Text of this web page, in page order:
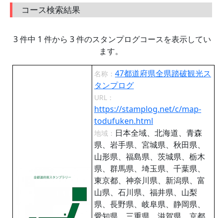
コース検索結果
3 件中 1 件から 3 件のスタンプログコースを表示してい
ます。
名称： 47都道府県全県踏破観光ス
タンプログ
URL：
https://stamplog.net/c/map-
todufuken.html
地域： 日本全域、北海道、青森
県、岩手県、宮城県、秋田県、
山形県、福島県、茨城県、栃木
県、群馬県、埼玉県、千葉県、
東京都、神奈川県、新潟県、富
山県、石川県、福井県、山梨
県、長野県、岐阜県、静岡県、